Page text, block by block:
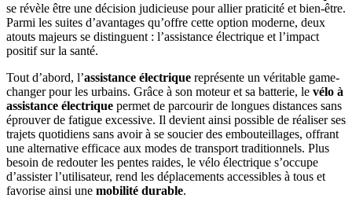
se révèle être une décision judicieuse pour allier praticité et bien-être.
Parmi les suites d’avantages qu’offre cette option moderne, deux
atouts majeurs se distinguent : l’assistance électrique et l’impact
positif sur la santé.
Tout d’abord, l’assistance électrique représente un véritable game-
changer pour les urbains. Grâce à son moteur et sa batterie, le vélo à
assistance électrique permet de parcourir de longues distances sans
éprouver de fatigue excessive. Il devient ainsi possible de réaliser ses
trajets quotidiens sans avoir à se soucier des embouteillages, offrant
une alternative efficace aux modes de transport traditionnels. Plus
besoin de redouter les pentes raides, le vélo électrique s’occupe
d’assister l’utilisateur, rend les déplacements accessibles à tous et
favorise ainsi une mobilité durable.